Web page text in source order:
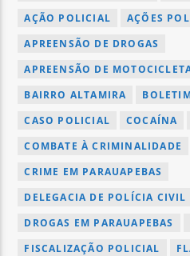
AÇÃO POLICIAL
AÇÕES
APREENSÃO DE DROGAS
APREENSÃO DE
BAIRRO ALTAMIRA
CASO POLICIAL
COCAÍNA
COMBATE À CRIMINALIDADE
CRIME EM PARAUAPEBAS
DELEGACIA DE POLÍCIA CIVIL
DROGAS EM PARAUAPEBAS
FISCALIZAÇÃO POLICIAL